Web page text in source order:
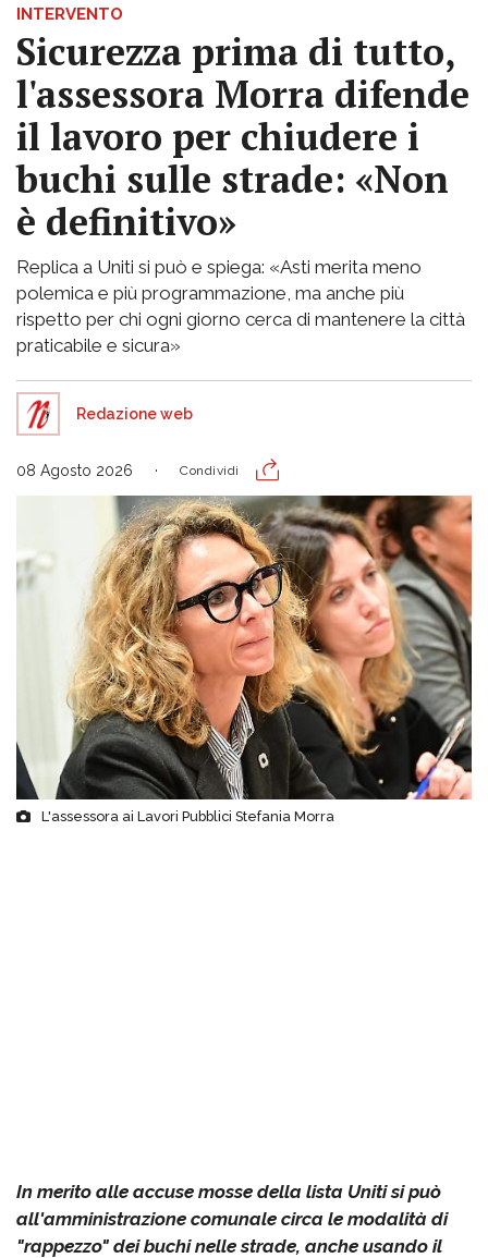
INTERVENTO
Sicurezza prima di tutto,
l'assessora Morra difende
il lavoro per chiudere i
buchi sulle strade: «Non
è definitivo»
Replica a Uniti si può e spiega: «Asti merita meno
polemica e più programmazione, ma anche più
rispetto per chi ogni giorno cerca di mantenere la città
praticabile e sicura»
Redazione web
08 Agosto 2026 Condividi
L'assessora ai Lavori Pubblici Stefania Morra
In merito alle accuse mosse della lista Uniti si può
all'amministrazione comunale circa le modalità di
"rappezzo" dei buchi nelle strade, anche usando il